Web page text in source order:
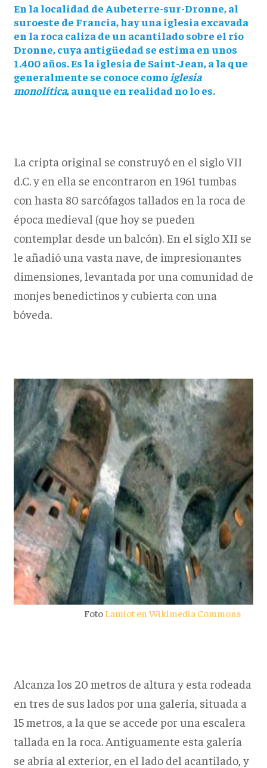
En la localidad de Aubeterre-sur-Dronne, al
suroeste de Francia, hay una iglesia excavada
en la roca caliza de un acantilado sobre el río
Dronne, cuya antigüedad se estima en unos
1.400 años. Es la iglesia de Saint-Jean, a la que
generalmente se conoce comoiglesia
monolítica, aunque en realidad no lo es.
La cripta original se construyó en el siglo VII
d.C. y en ella se encontraron en 1961 tumbas
con hasta 80 sarcófagos tallados en la roca de
época medieval (que hoy se pueden
contemplar desde un balcón). En el siglo XII se
le añadió una vasta nave, de impresionantes
dimensiones, levantada por una comunidad de
monjes benedictinos y cubierta con una
bóveda.
FotoLamiot en Wikimedia Commons
Alcanza los 20 metros de altura y esta rodeada
en tres de sus lados por una galería, situada a
15 metros, a la que se accede por una escalera
tallada en la roca. Antiguamente esta galería
se abría al exterior, en el lado del acantilado, y